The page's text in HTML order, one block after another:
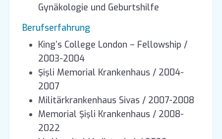
Gynäkologie und Geburtshilfe
Berufserfahrung
King’s College London – Fellowship /
2003-2004
Şişli Memorial Krankenhaus / 2004-
2007
Militärkrankenhaus Sivas / 2007-2008
Memorial Şişli Krankenhaus / 2008-
2022